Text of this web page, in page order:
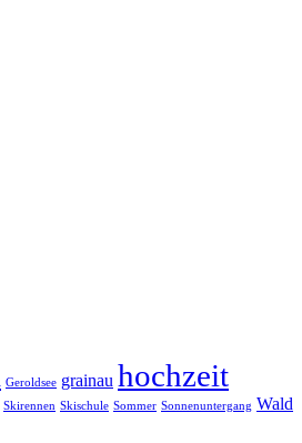
Geroldsee grainau hochzeit
Skirennen Skischule Sommer Sonnenuntergang Wald